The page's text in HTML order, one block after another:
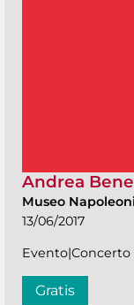
Andrea
Museo
13/06/2017
Evento|Concerto
Gratis